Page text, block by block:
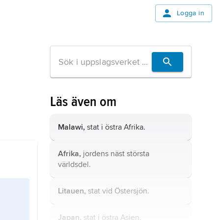
Logga in
Läs även om
Malawi, stat i östra Afrika.
Afrika, jordens näst största
världsdel.
Litauen, stat vid Östersjön.
Japan, stat i östra Asien.